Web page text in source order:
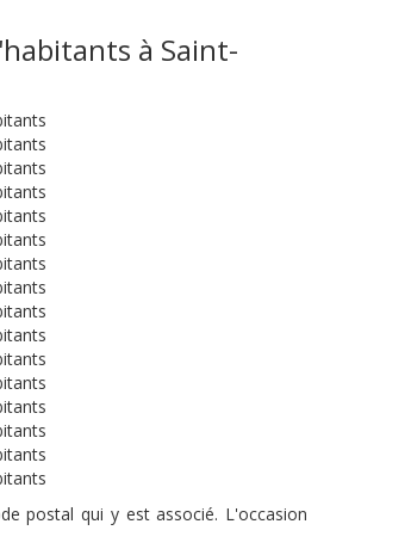
à Saint-
postal qui y est associé. L'occasion